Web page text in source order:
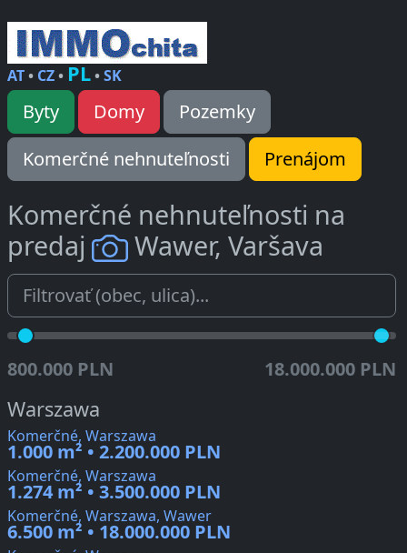
AT• CZ• PL•SK
Byty Domy
Pozemky
Komerčné nehnuteľnosti
Prenájom
Komerčné nehnuteľnosti na
predaj
Wawer, Varšava
800.000 PLN 18.000.000 PLN
Warszawa
Komerčné, Warszawa
1.000 m² • 2.200.000 PLN
Komerčné, Warszawa
1.274 m² • 3.500.000 PLN
Komerčné, Warszawa, Wawer
6.500 m² • 18.000.000 PLN